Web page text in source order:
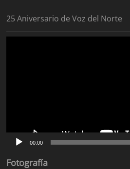
25 Aniversario de Voz del Norte
00:00
Fotografía